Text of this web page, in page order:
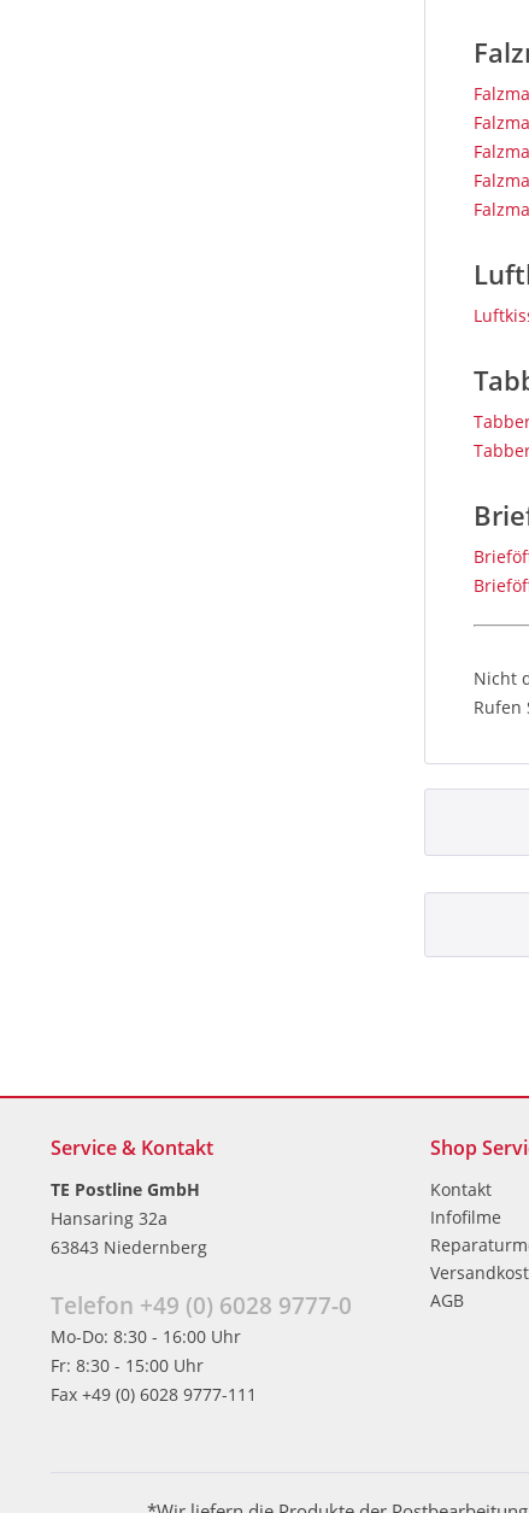
Nicht
Rufen
Service & Kontakt
TE Postline GmbH
Hansaring 32a
63843 Niedernberg
Telefon +49 (0) 6028 9777-0
Mo-Do: 8:30 - 16:00 Uhr
Fr: 8:30 - 15:00 Uhr
Fax +49 (0) 6028 9777-111
Shop
Kontakt
Infofilme
AGB